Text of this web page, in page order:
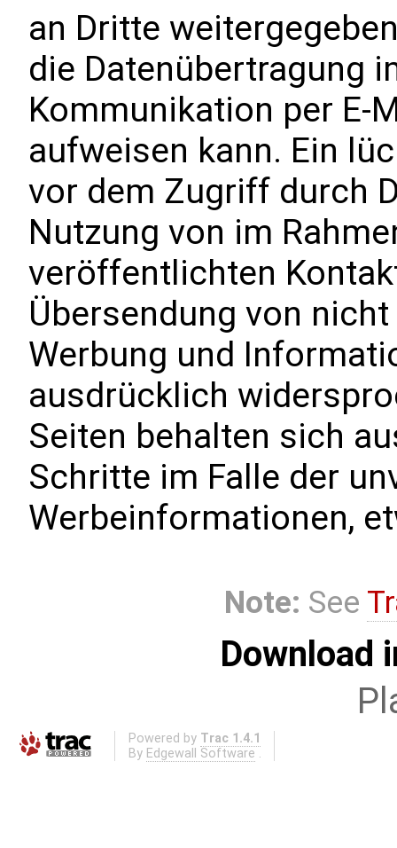
an Dritte
die Datenübertragung
Kommunikation per E-
aufweisen kann. Ein
vor dem Zugriff durch
Nutzung von im
veröffentlichten
Übersendung von
Werbung und
ausdrücklich
Seiten behalten sich
Schritte im Falle der
Werbeinformationen,
Note: See
Download
Powered by Trac 1.4.1
By Edgewall Software .